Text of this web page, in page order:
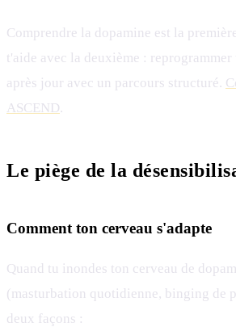
Comprendre la dopamine est la
t'aide avec la deuxième :
après jour avec un parcours structuré.
ASCEND.
Le piège de la
Comment ton cerveau s'adapte
Quand tu inondes ton cerveau de
(masturbation quotidienne, binging de
deux façons :